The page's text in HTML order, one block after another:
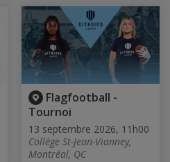
Flagfootball -
Tournoi
13 septembre 2026, 11h00
Collège St-Jean-Vianney,
Montréal, QC